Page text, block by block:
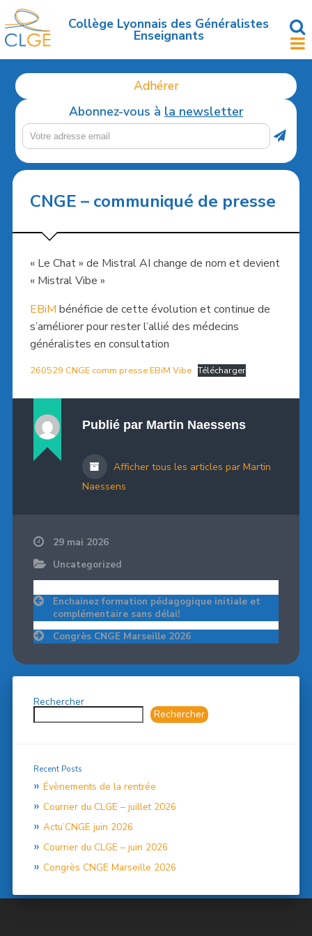
Accéder
au
contenu
Collège Lyonnais des Généralistes
Enseignants
Adhérer
Abonnez-vous à la newsletter
CNGE – communiqué de presse
« Le Chat » de Mistral AI change de nom et devient
« Mistral Vibe »
EBiM bénéficie de cette évolution et continue de
s’améliorer pour rester l’allié des médecins
généralistes en consultation
260529 CNGE comm presse EBiM Vibe Télécharger
Publié par Martin Naessens
Afficher tous les articles par Martin
Naessens
29 mai 2026
Uncategorized
Navigation
de
l’article
Enchainez formation pédagogique initiale et
complémentaire sans délai!
Congrès CNGE Marseille 2026
Rechercher
Rechercher
Recent Posts
Évènements de la rentrée
Courrier du CLGE – juillet 2026
Actu’CNGE juin 2026
Courrier du CLGE – juin 2026
Congrès CNGE Marseille 2026